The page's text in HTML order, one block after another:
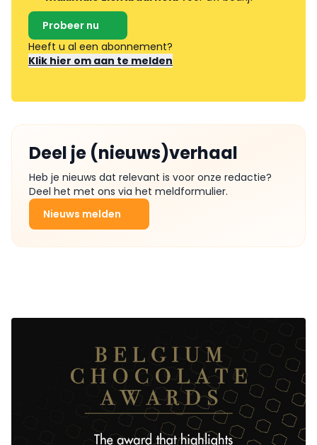
Probeer nu
Heeft u al een abonnement?
Klik hier om aan te melden
Deel je (nieuws)verhaal
Heb je nieuws dat relevant is voor onze redactie?
Deel het met ons via het meldformulier.
Nieuws melden